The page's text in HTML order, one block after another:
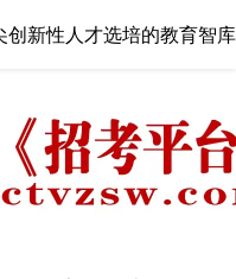
新性人才选培的教育智库